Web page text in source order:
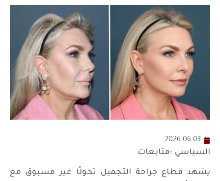
2026-06-03
السياسي -متابعات
يشهد قطاع جراحة التجميل تحولًا غير مسبوق مع